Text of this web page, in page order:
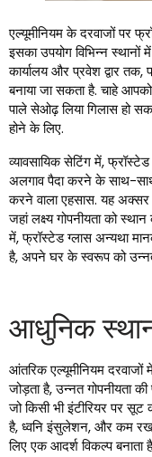
एल्यूमीनियम के दरवाजों पर
इसका उपयोग विभिन्न
कार्यालय और प्रवेश द्वार
बनाया जा सकता है. चाहे
पाले सेओढ़ लिया गिलास हो
होने के लिए.
व्यावसायिक सेटिंग में,
अलगाव पैदा करने के साथ-
करने वाला एहसास. यह अक्सर
जहां लक्ष्य गोपनीयता को
में, फ्रॉस्टेड ग्लास अन्यथा
है, अपने घर के स्वरूप को
आधुनिक
आंतरिक एल्यूमीनियम दरवाजों
जोड़ता है, उन्नत गोपनीयता
जो किसी भी इंटीरियर पर सूट
है, ध्वनि इंसुलेशन, और कम
लिए एक आदर्श विकल्प बनाता